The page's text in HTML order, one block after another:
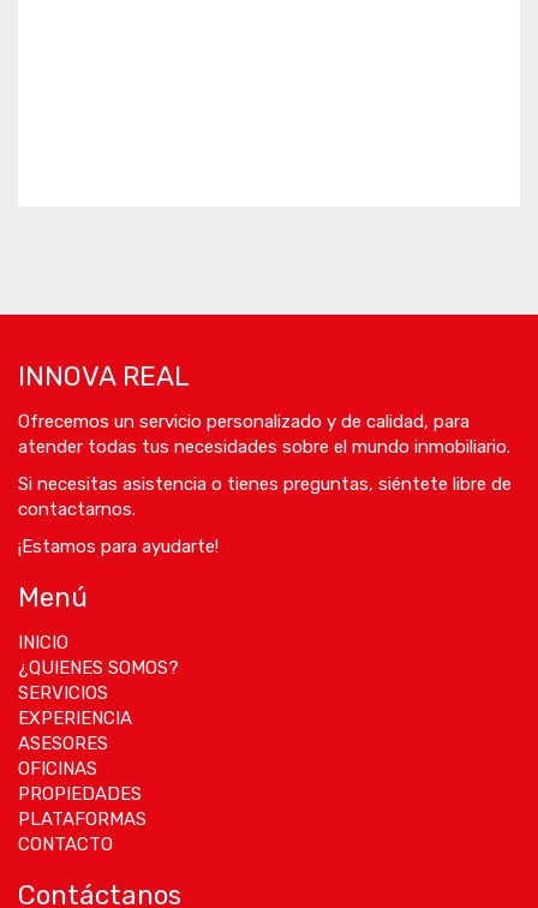
INNOVA REAL
Ofrecemos un servicio personalizado y de calidad, para
atender todas tus necesidades sobre el mundo inmobiliario.
Si necesitas asistencia o tienes preguntas, siéntete libre de
contactarnos.
¡Estamos para ayudarte!
Menú
INICIO
¿QUIENES SOMOS?
SERVICIOS
EXPERIENCIA
ASESORES
OFICINAS
PROPIEDADES
PLATAFORMAS
CONTACTO
Contáctanos